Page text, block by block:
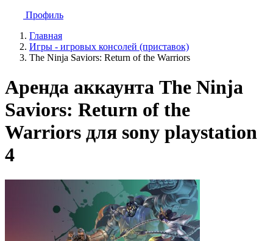
Профиль
Главная
Игры - игровых консолей (приставок)
The Ninja Saviors: Return of the Warriors
Аренда аккаунта The Ninja
Saviors: Return of the
Warriors для sony playstation
4